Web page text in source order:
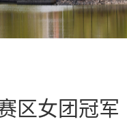
区女团冠军